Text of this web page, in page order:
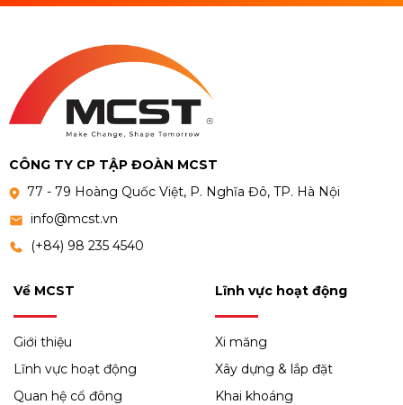
CÔNG TY CP TẬP ĐOÀN MCST
77 - 79 Hoàng Quốc Việt, P. Nghĩa Đô, TP. Hà Nội
info@mcst.vn
(+84) 98 235 4540
Về MCST
Giới thiệu
Lĩnh vực hoạt động
Quan hệ cổ đông
Lĩnh vực hoạt động
Xi măng
Xây dựng & lắp đặt
Khai khoáng